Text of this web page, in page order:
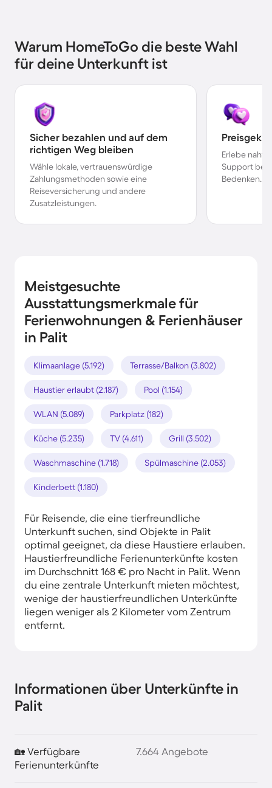
Warum HomeToGo die beste Wahl
für deine Unterkunft ist
Sicher bezahlen und auf dem
richtigen Weg bleiben
Wähle lokale, vertrauenswürdige
Zahlungsmethoden sowie eine
Reiseversicherung und andere
Zusatzleistungen.
Erlebe
Support bei
Bedenken.
Meistgesuchte
Ausstattungsmerkmale für
Ferienwohnungen & Ferienhäuser
in Palit
Klimaanlage (5.192) Terrasse/Balkon (3.802)
Haustier erlaubt (2.187) Pool (1.154)
WLAN (5.089) Parkplatz (182)
Küche (5.235) TV (4.611) Grill (3.502)
Waschmaschine (1.718) Spülmaschine (2.053)
Kinderbett (1.180)
Für Reisende, die eine tierfreundliche
Unterkunft suchen, sind Objekte in Palit
optimal geeignet, da diese Haustiere erlauben.
Haustierfreundliche Ferienunterkünfte kosten
im Durchschnitt 168 € pro Nacht in Palit. Wenn
du eine zentrale Unterkunft mieten möchtest,
wenige der haustierfreundlichen Unterkünfte
liegen weniger als 2 Kilometer vom Zentrum
entfernt.
Informationen über Unterkünfte in
Palit
🏡 Verfügbare
Ferienunterkünfte
7.664 Angebote